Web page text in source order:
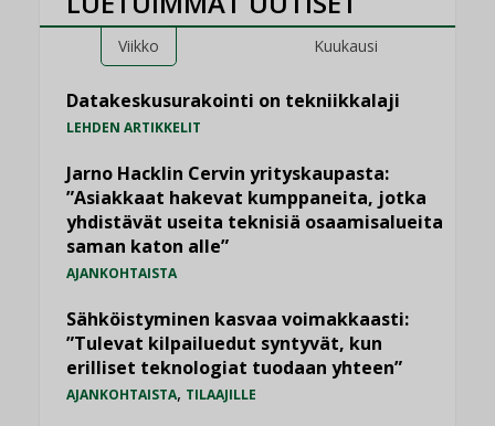
Viikko Kuukausi
Datakeskusurakointi on tekniikkalaji
LEHDEN ARTIKKELIT
Jarno Hacklin Cervin yrityskaupasta:
”Asiakkaat hakevat kumppaneita, jotka
yhdistävät useita teknisiä osaamisalueita
saman katon alle”
AJANKOHTAISTA
Sähköistyminen kasvaa voimakkaasti:
”Tulevat kilpailuedut syntyvät, kun
erilliset teknologiat tuodaan yhteen”
AJANKOHTAISTA, TILAAJILLE